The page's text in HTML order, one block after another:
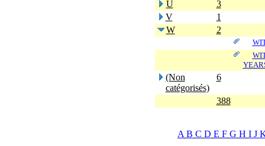
U
3
V
1
W
2
(Non
catégorisés)
6
388
A B C D E F G H I J